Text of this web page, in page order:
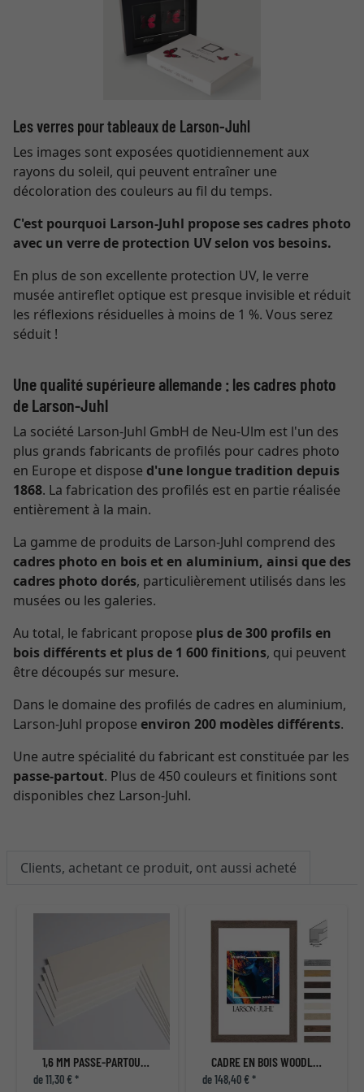
Les verres pour tableaux de Larson-Juhl
Les images sont exposées quotidiennement aux
rayons du soleil, qui peuvent entraîner une
décoloration des couleurs au fil du temps.
C'est pourquoi Larson-Juhl propose ses cadres photo
avec un verre de protection UV selon vos besoins.
En plus de son excellente protection UV, le verre
musée antireflet optique est presque invisible et réduit
les réflexions résiduelles à moins de 1 %. Vous serez
séduit !
Une qualité supérieure allemande : les cadres photo
de Larson-Juhl
La société Larson-Juhl GmbH de Neu-Ulm est l'un des
plus grands fabricants de profilés pour cadres photo
en Europe et dispose d'une longue tradition depuis
1868. La fabrication des profilés est en partie réalisée
entièrement à la main.
La gamme de produits de Larson-Juhl comprend des
cadres photo en bois et en aluminium, ainsi que des
cadres photo dorés, particulièrement utilisés dans les
musées ou les galeries.
Au total, le fabricant propose plus de 300 profils en
bois différents et plus de 1 600 finitions, qui peuvent
être découpés sur mesure.
Dans le domaine des profilés de cadres en aluminium,
Larson-Juhl propose environ 200 modèles différents.
Une autre spécialité du fabricant est constituée par les
passe-partout. Plus de 450 couleurs et finitions sont
disponibles chez Larson-Juhl.
Clients, achetant ce produit, ont aussi acheté
1,6 MM PASSE-PARTOUT QUALITÉ MUSÉE AVEC COUPE INDIVIDUELLE
de 11,30 € *
CADRE EN BOIS WOODLAND I - SUR MESURE
de 148,40 € *